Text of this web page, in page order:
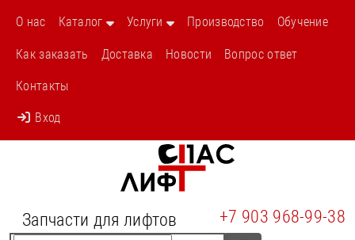
О нас
Каталог Услуги Производство Обучение
Как заказать Доставка Новости Вопрос ответ
Контакты
Вход
Запчасти для лифтов +7 903 968-99-38